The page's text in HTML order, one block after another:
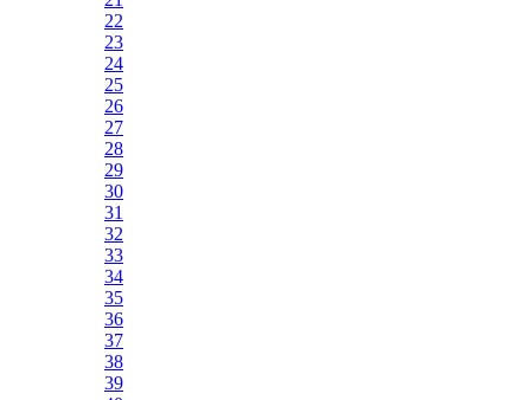
22
23
24
25
26
27
28
29
30
31
32
33
34
35
36
37
38
39